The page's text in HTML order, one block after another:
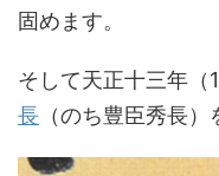
固めます。
そして天正十三年
長 （のち豊臣秀長